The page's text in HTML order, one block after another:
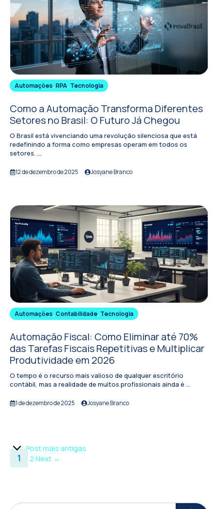
Automações, RPA, Tecnologia
Como a Automação Transforma Diferentes
Setores no Brasil: O Futuro Já Chegou
O Brasil está vivenciando uma revolução silenciosa que está
redefinindo a forma como empresas operam em todos os
setores. ...
12 de dezembro de 2025 Josyane Branco
Automações, Contabilidade, Tecnologia
Automação Fiscal: Como Eliminar até 70%
das Tarefas Fiscais Repetitivas e Multiplicar
Produtividade em 2026
O tempo é o recurso mais valioso de qualquer escritório
contábil, mas a realidade de muitos profissionais ainda é ...
1 de dezembro de 2025 Josyane Branco
Post mais antigas
Page
1 Page
2Next →